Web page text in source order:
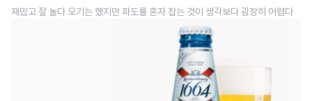
재밌고 잘 놀다 오기는 했지만 파도를 혼자 잡는 것이 생각보다 굉장히 어렵다
는 것을 느꼈습니다. 그래서 이번 포스팅에서는 파도를 어떻게 잡는지에 대해서
알아보려고 합니다.(언젠가는 저에게도 이런 날이 오겠죠...? ㅎㅎㅎ)먼저 보드
를 들고 바다에 들어가면 라인업 근처의 포인트까지 패들링을 해서 가야 합니
다. (패들링을 어떻게 하는지는 지난 포스팅에 적어 놓았으니 참고해 주시면 될